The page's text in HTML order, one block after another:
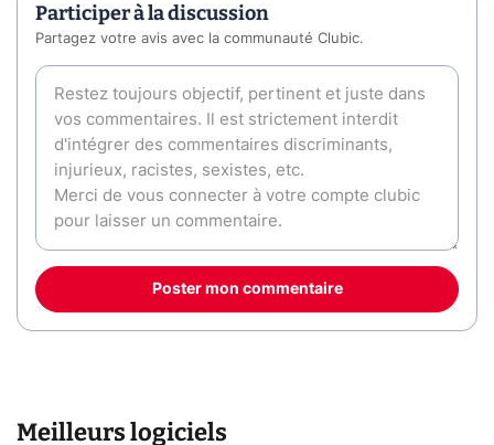
Participer à la discussion
Partagez votre avis avec la communauté Clubic.
Poster mon commentaire
Meilleurs logiciels